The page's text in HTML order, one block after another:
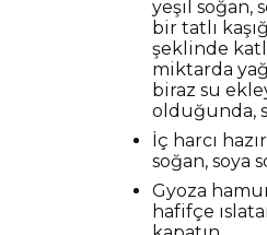
yeşil soğan,
bir tatlı
şeklinde
miktarda
biraz su
olduğunda,
İç harcı
soğan, soya
Gyoza
hafifçe